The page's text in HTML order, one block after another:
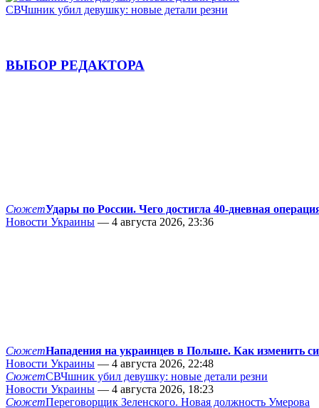
СВЧшник убил девушку: новые детали резни
ВЫБОР РЕДАКТОРА
СюжетУдары по России. Чего достигла 40-дневная
Новости Украины — 4 августа 2026, 23:36
СюжетНападения на украинцев в Польше. Как изменить
Новости Украины — 4 августа 2026, 22:48
СюжетСВЧшник убил девушку: новые детали резни
Новости Украины — 4 августа 2026, 18:23
СюжетПереговорщик Зеленского. Новая должность Умерова